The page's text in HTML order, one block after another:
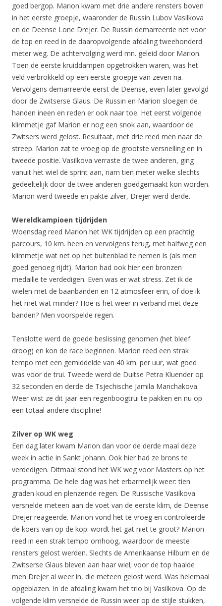
goed bergop. Marion kwam met drie andere rensters boven
in het eerste groepje, waaronder de Russin Lubov Vasilkova
en de Deense Lone Drejer. De Russin demarreerde net voor
de top en reed in de daaropvolgende afdaling tweehonderd
meter weg. De achtervolging werd mn. geleid door Marion.
Toen de eerste kruiddampen opgetrokken waren, was het
veld verbrokkeld op een eerste groepje van zeven na.
Vervolgens demarreerde eerst de Deense, even later gevolgd
door de Zwitserse Glaus. De Russin en Marion sloegen de
handen ineen en reden er ook naar toe. Het eerst volgende
klimmetje gaf Marion er nog een snok aan, waardoor de
Zwitsers werd gelost. Resultaat, met drie reed men naar de
streep. Marion zat te vroeg op de grootste versnelling en in
tweede positie. Vasilkova verraste de twee anderen, ging
vanuit het wiel de sprint aan, nam tien meter welke slechts
gedeeltelijk door de twee anderen goedgemaakt kon worden.
Marion werd tweede en pakte zilver, Drejer werd derde.
Wereldkampioen tijdrijden
Woensdag reed Marion het WK tijdrijden op een prachtig
parcours, 10 km. heen en vervolgens terug, met halfweg een
klimmetje wat net op het buitenblad te nemen is (als men
goed genoeg rijdt). Marion had ook hier een bronzen
medaille te verdedigen. Even was er wat stress. Zet ik de
wielen met de baanbanden en 12 atmosfeer erin, of doe ik
het met wat minder? Hoe is het weer in verband met deze
banden? Men voorspelde regen.
Tenslotte werd de goede beslissing genomen (het bleef
droog) en kon de race beginnen. Marion reed een strak
tempo met een gemiddelde van 40 km. per uur, wat goed
was voor de trui. Tweede werd de Duitse Petra Kluender op
32 seconden en derde de Tsjechische Jamila Manchakova.
Weer wist ze dit jaar een regenboogtrui te pakken en nu op
een totaal andere discipline!
Zilver op WK weg
Een dag later kwam Marion dan voor de derde maal deze
week in actie in Sankt Johann. Ook hier had ze brons te
verdedigen. Ditmaal stond het WK weg voor Masters op het
programma. De hele dag was het erbarmelijk weer: tien
graden koud en plenzende regen. De Russische Vasilkova
versnelde meteen aan de voet van de eerste klim, de Deense
Drejer reageerde. Marion vond het te vroeg en controleerde
de koers van op de kop: wordt het gat niet te groot? Marion
reed in een strak tempo omhoog, waardoor de meeste
rensters gelost werden. Slechts de Amerikaanse Hilburn en de
Zwitserse Glaus bleven aan haar wiel; voor de top haalde
men Drejer al weer in, die meteen gelost werd. Was helemaal
opgeblazen. In de afdaling kwam het trio bij Vasilkova. Op de
volgende klim versnelde de Russin weer op de stijle stukken,